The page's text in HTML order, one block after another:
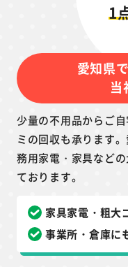
1
愛知県
当
少量の不用品からご
ミの回収も承ります
務用家電・家具など
ております。
家具家電・粗大
事業所・倉庫に